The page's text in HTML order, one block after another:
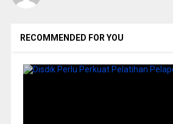
RECOMMENDED FOR YOU